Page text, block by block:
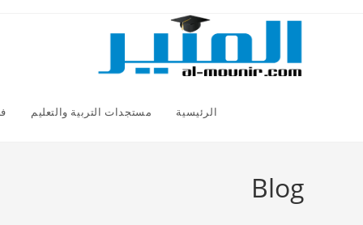
الرئيسية مستجدات التربية والتعليم
Blog